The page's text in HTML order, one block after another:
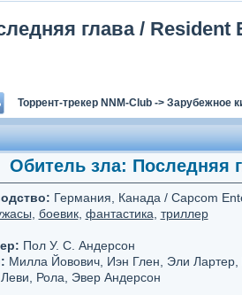
глава / Resident
Торрент-трекер NNM-Club-> Зарубежное
Обитель зла: Последняя
Германия, Канада / Capcom
боевик, фантастика триллер
Пол У. С. Андерсон
Милла Йовович, Иэн Глен, Эли
Рола, Эвер Андерсон